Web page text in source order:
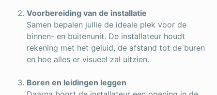
Voorbereiding van de installatie
Samen bepalen jullie de ideale plek voor de
binnen- en buitenunit. De installateur houdt
rekening met het geluid, de afstand tot de buren
en hoe alles er visueel zal uitzien.
Boren en leidingen leggen